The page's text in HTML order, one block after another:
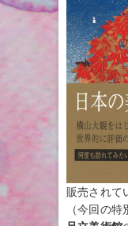
販売されて
（今回の